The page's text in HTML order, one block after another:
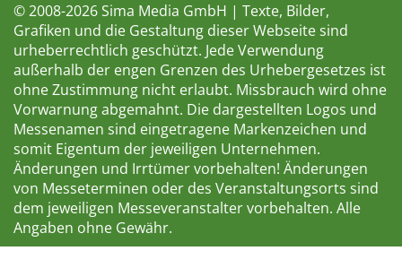
© 2008-2026 Sima Media GmbH | Texte, Bilder,
Grafiken und die Gestaltung dieser Webseite sind
urheberrechtlich geschützt. Jede Verwendung
außerhalb der engen Grenzen des Urhebergesetzes ist
ohne Zustimmung nicht erlaubt. Missbrauch wird ohne
Vorwarnung abgemahnt. Die dargestellten Logos und
Messenamen sind eingetragene Markenzeichen und
somit Eigentum der jeweiligen Unternehmen.
Änderungen und Irrtümer vorbehalten! Änderungen
von Messeterminen oder des Veranstaltungsorts sind
dem jeweiligen Messeveranstalter vorbehalten. Alle
Angaben ohne Gewähr.